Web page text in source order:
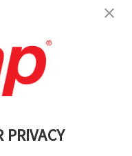
PRIVACY
de uso
Mapa del sitio